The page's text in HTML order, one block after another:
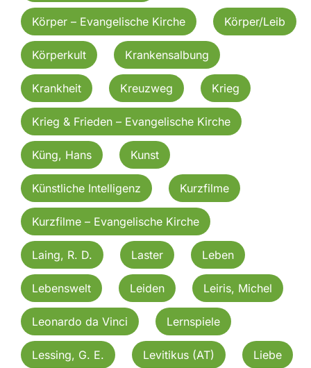
Körper – Evangelische Kirche Körper/Leib
Körperkult Krankensalbung
Krankheit Kreuzweg Krieg
Krieg & Frieden – Evangelische Kirche
Küng, Hans Kunst
Künstliche Intelligenz Kurzfilme
Kurzfilme – Evangelische Kirche
Laing, R. D. Laster Leben
Lebenswelt Leiden Leiris, Michel
Leonardo da Vinci Lernspiele
Lessing, G. E. Levitikus (AT) Liebe